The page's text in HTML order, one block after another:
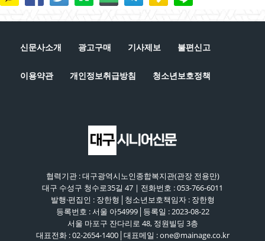
신문사소개 광고구매 기사제보 불편신고
이용약관 개인정보취급방침 청소년보호정책
협력기관 : 대구광역시노인종합복지관(관장 전용만)
대구 수성구 청수로35길 47 | 전화번호 : 053-766-6011
발행·편집인 : 장한형│청소년보호책임자 : 장한형
등록번호 : 서울 아54999│등록일 : 2023-08-22
서울 마포구 잔다리로 48, 정원빌딩 3층
대표전화 : 02-2654-1400│대표메일 : one@mainage.co.kr